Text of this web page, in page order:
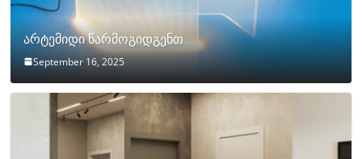
არტემიდი წარმოგიდგენთ
September 16, 2025